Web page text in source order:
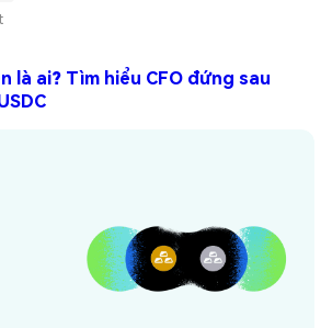
là ai? Tìm hiểu CFO đứng sau